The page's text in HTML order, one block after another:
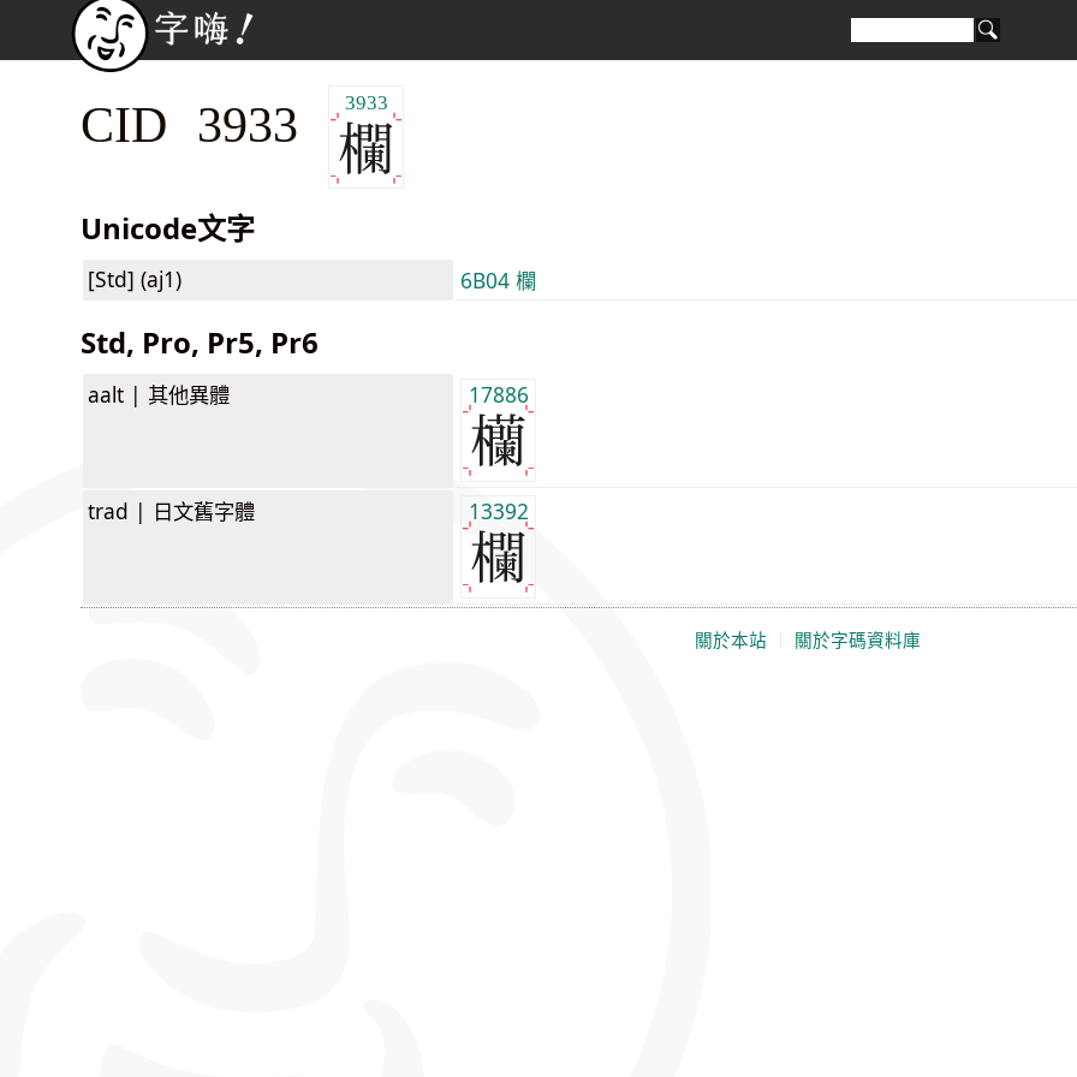
CID 3933 3933
Unicode文字
[Std] (aj1) 6B04 欄
Std, Pro, Pr5, Pr6
aalt | 其他異體 17886
trad | 日文舊字體 13392
關於本站 關於字碼資料庫